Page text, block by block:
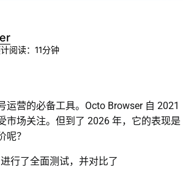
阅读：11分钟
运营的必备工具。Octo Browser 自 2021
市场关注。但到了 2026 年，它的表现是
呢？
行了全面测试，并对比了